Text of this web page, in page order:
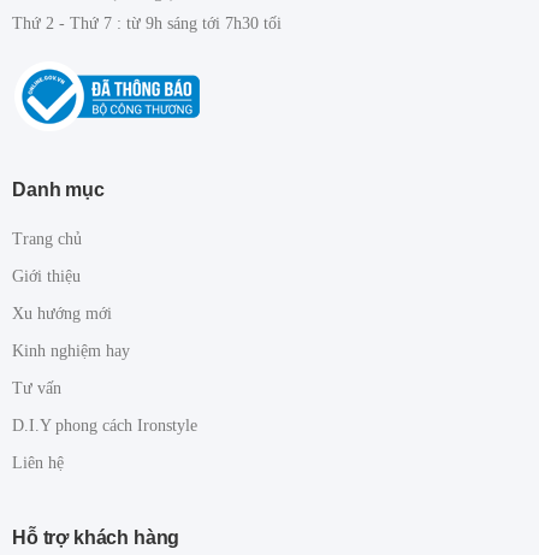
Thứ 2 - Thứ 7 : từ 9h sáng tới 7h30 tối
Danh mục
Trang chủ
Giới thiệu
Xu hướng mới
Kinh nghiệm hay
Tư vấn
D.I.Y phong cách Ironstyle
Liên hệ
Hỗ trợ khách hàng